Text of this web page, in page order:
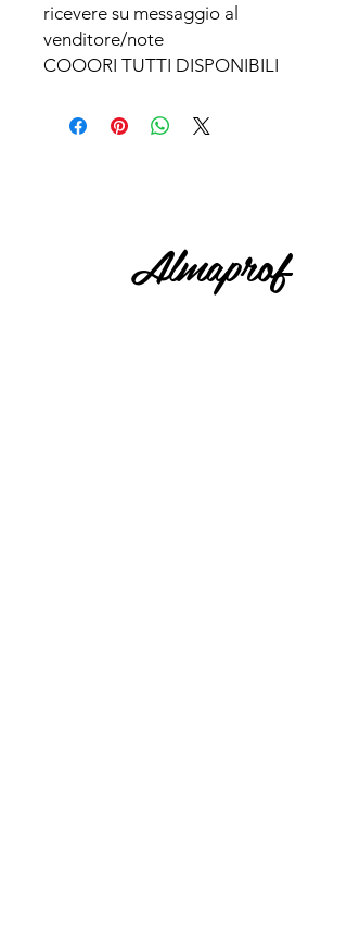
ricevere su messaggio al
venditore/note
COOORI TUTTI DISPONIBILI
Almaprof